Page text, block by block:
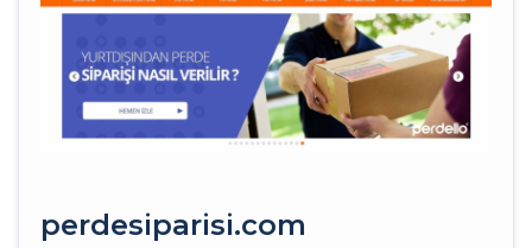
perdesiparisi.com